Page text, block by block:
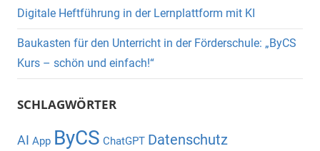
Digitale Heftführung in der Lernplattform mit KI
Baukasten für den Unterricht in der Förderschule: „ByCS
Kurs – schön und einfach!“
SCHLAGWÖRTER
AI App ByCS ChatGPT Datenschutz